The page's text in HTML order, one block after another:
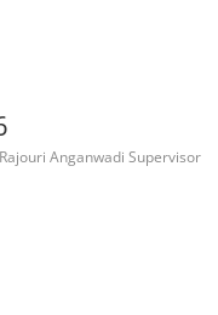
Rajouri Anganwadi Supervisor